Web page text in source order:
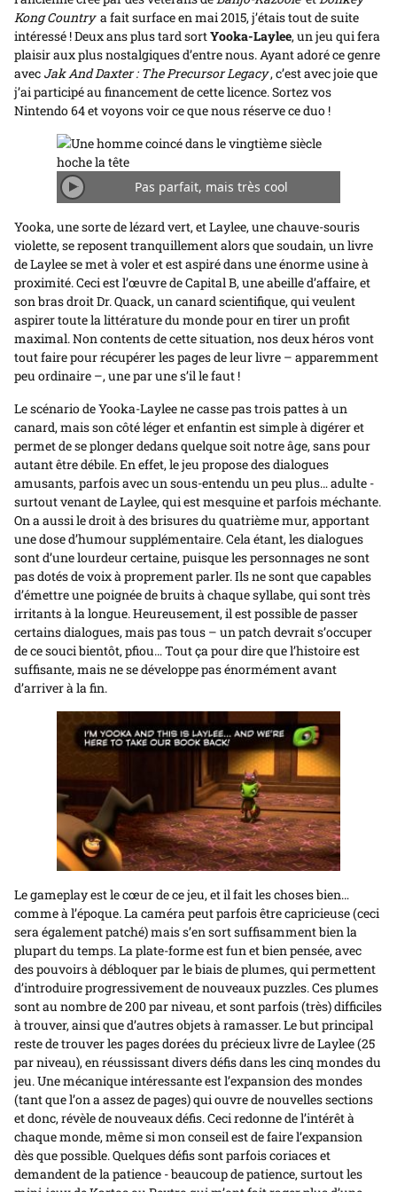
Kong Country a fait surface en mai 2015, j’étais tout de suite
intéressé ! Deux ans plus tard sortYooka-Laylee, un jeu qui fera
plaisir aux plus nostalgiques d’entre nous. Ayant adoré ce genre
avec Jak And Daxter : The Precursor Legacy, c’est avec joie que
j’ai participé au financement de cette licence. Sortez vos
Nintendo 64 et voyons voir ce que nous réserve ce duo !
Jouer/Arrêter
l'animation
Pas parfait, mais très cool
Yooka, une sorte de lézard vert, et Laylee, une chauve-souris
violette, se reposent tranquillement alors que soudain, un livre
de Laylee se met à voler et est aspiré dans une énorme usine à
proximité. Ceci est l’œuvre de Capital B, une abeille d’affaire, et
son bras droit Dr. Quack, un canard scientifique, qui veulent
aspirer toute la littérature du monde pour en tirer un profit
maximal. Non contents de cette situation, nos deux héros vont
tout faire pour récupérer les pages de leur livre – apparemment
peu ordinaire –, une par une s’il le faut !
Le scénario de Yooka-Laylee ne casse pas trois pattes à un
canard, mais son côté léger et enfantin est simple à digérer et
permet de se plonger dedans quelque soit notre âge, sans pour
autant être débile. En effet, le jeu propose des dialogues
amusants, parfois avec un sous-entendu un peu plus… adulte -
surtout venant de Laylee, qui est mesquine et parfois méchante.
On a aussi le droit à des brisures du quatrième mur, apportant
une dose d’humour supplémentaire. Cela étant, les dialogues
sont d’une lourdeur certaine, puisque les personnages ne sont
pas dotés de voix à proprement parler. Ils ne sont que capables
d’émettre une poignée de bruits à chaque syllabe, qui sont très
irritants à la longue. Heureusement, il est possible de passer
certains dialogues, mais pas tous – un patch devrait s’occuper
de ce souci bientôt, pfiou… Tout ça pour dire que l’histoire est
suffisante, mais ne se développe pas énormément avant
d’arriver à la fin.
Le gameplay est le cœur de ce jeu, et il fait les choses bien…
comme à l’époque. La caméra peut parfois être capricieuse (ceci
sera également patché) mais s’en sort suffisamment bien la
plupart du temps. La plate-forme est fun et bien pensée, avec
des pouvoirs à débloquer par le biais de plumes, qui permettent
d’introduire progressivement de nouveaux puzzles. Ces plumes
sont au nombre de 200 par niveau, et sont parfois (très) difficiles
à trouver, ainsi que d’autres objets à ramasser. Le but principal
reste de trouver les pages dorées du précieux livre de Laylee (25
par niveau), en réussissant divers défis dans les cinq mondes du
jeu. Une mécanique intéressante est l’expansion des mondes
(tant que l’on a assez de pages) qui ouvre de nouvelles sections
et donc, révèle de nouveaux défis. Ceci redonne de l’intérêt à
chaque monde, même si mon conseil est de faire l’expansion
dès que possible. Quelques défis sont parfois coriaces et
demandent de la patience - beaucoup de patience, surtout les